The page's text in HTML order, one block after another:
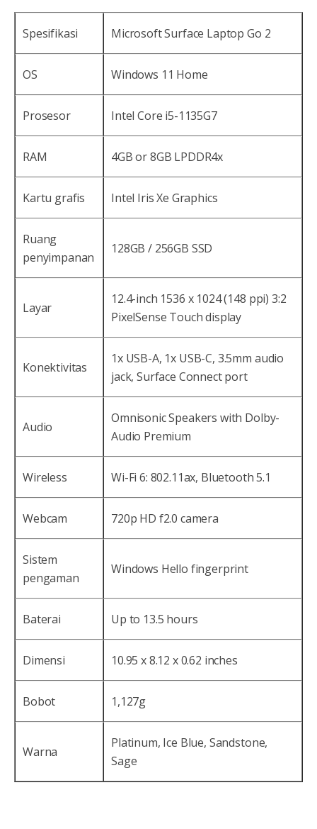
Spesifikasi Microsoft Surface Laptop Go 2
OS Windows 11 Home
Prosesor Intel Core i5-1135G7
RAM 4GB or 8GB LPDDR4x
Kartu grafis Intel Iris Xe Graphics
Ruang
penyimpanan
128GB / 256GB SSD
Layar
12.4-inch 1536 x 1024 (148 ppi) 3:2
PixelSense Touch display
Konektivitas
1x USB-A, 1x USB-C, 3.5mm audio
jack, Surface Connect port
Audio
Omnisonic Speakers with Dolby-
Audio Premium
Wireless Wi-Fi 6: 802.11ax, Bluetooth 5.1
Webcam 720p HD f2.0 camera
Sistem
pengaman
Windows Hello fingerprint
Baterai Up to 13.5 hours
Dimensi 10.95 x 8.12 x 0.62 inches
Bobot 1,127g
Warna
Platinum, Ice Blue, Sandstone,
Sage